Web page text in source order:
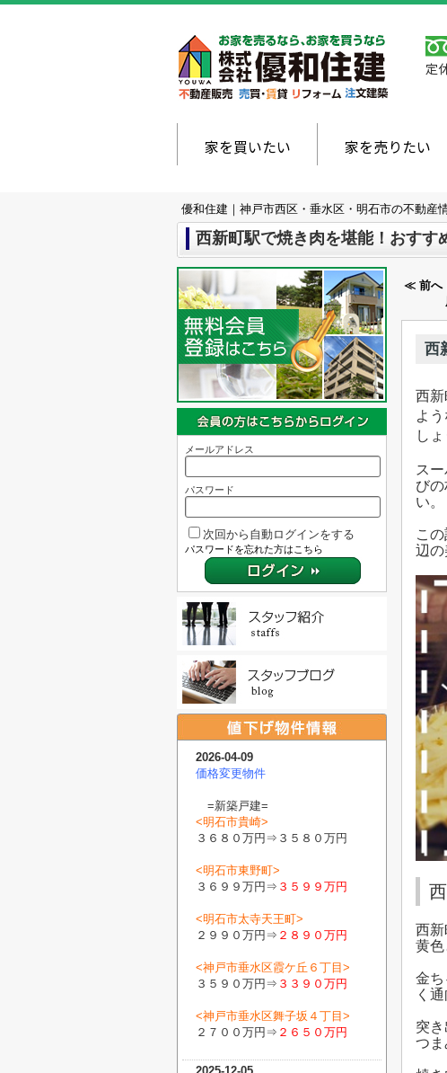
定
家を買いたい 家を売りたい
優和住建｜神戸市西区・垂水区・明石市の不動産
西新町駅で焼き肉を堪能！おすす
≪ 前へ
西
西
よ
しょ
ス
び
い。
こ
辺の
西新
黄色
金
く
突
つま
メールアドレス
パスワード
次回から自動ログインをする
パスワードを忘れた方はこちら
2026-04-09
価格変更物件
=新築戸建=
<明石市貴崎>
３６８０万円⇒３５８０万円
<明石市東野町>
３６９９万円⇒ ３５９９万円
<明石市太寺天王町>
２９９０万円⇒ ２８９０万円
<神戸市垂水区霞ケ丘６丁目>
３５９０万円⇒ ３３９０万円
<神戸市垂水区舞子坂４丁目>
２７００万円⇒ ２６５０万円